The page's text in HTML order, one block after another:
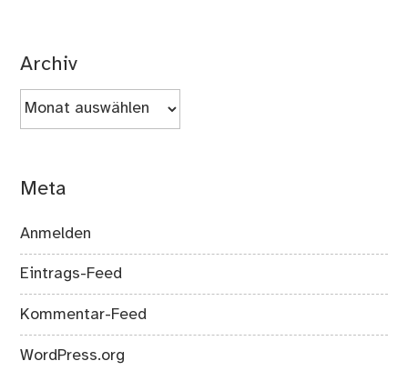
Archiv
Archiv
Meta
Anmelden
Eintrags-Feed
Kommentar-Feed
WordPress.org